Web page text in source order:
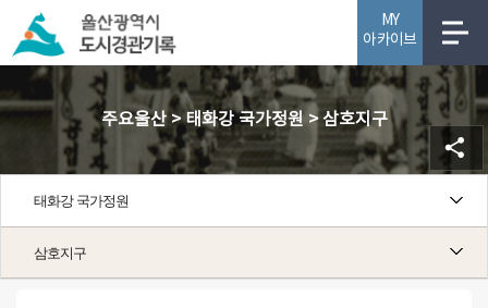
MY
아카이브
주요울산 > 태화강 국가정원 > 삼호지구
태화강 국가정원
삼호지구
삼호지구